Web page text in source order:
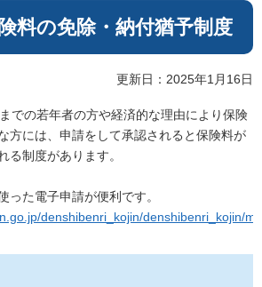
料の免除・納付猶予制度
更新日：2025年1月16日
での若年者の方や経済的な理由により保険
方には、申請をして承認されると保険料が
る制度があります。
った電子申請が便利です。
denshibenri_kojin/denshibenri_kojin/